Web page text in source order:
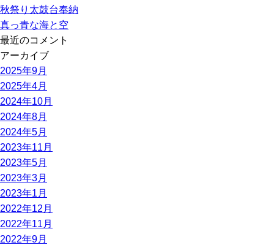
秋祭り太鼓台奉納
真っ青な海と空
最近のコメント
アーカイブ
2025年9月
2025年4月
2024年10月
2024年8月
2024年5月
2023年11月
2023年5月
2023年3月
2023年1月
2022年12月
2022年11月
2022年9月